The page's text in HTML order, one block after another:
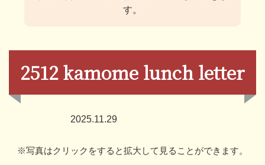
す。
2512 kamome lunch letter
2025.11.29
※写真はクリックをすると拡大して見ることができます。